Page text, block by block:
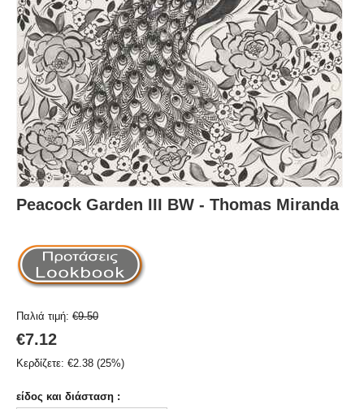
Peacock Garden III BW - Thomas Miranda
Παλιά τιμή: €9.50
€7.12
Κερδίζετε: €2.38 (25%)
είδος και διάσταση :